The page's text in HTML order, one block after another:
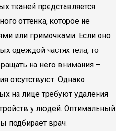
тканей представляется
оттенка, которое не
или примочками. Если оно
одеждой частях тела, то
на него внимания –
отсутствуют. Однако
на лице требуют удаления
у людей. Оптимальный
подбирает врач.